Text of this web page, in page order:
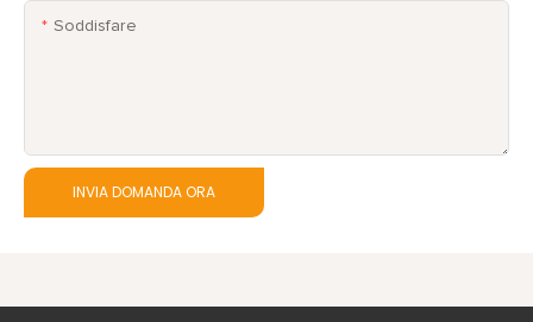
Soddisfare
INVIA DOMANDA ORA